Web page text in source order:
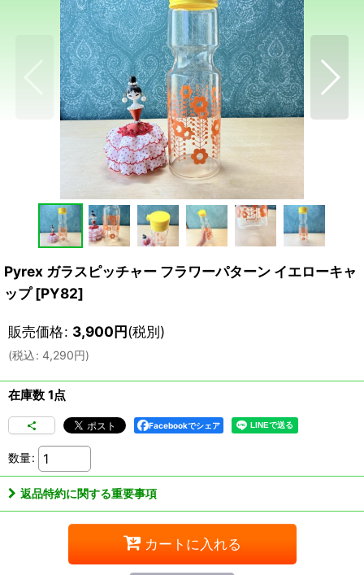
Pyrex ガラスピッチャー フラワーパターン イエローキャ
ップ [PY82]
販売価格: 3,900円(税別)
(税込: 4,290円)
在庫数 1点
Facebookでシェア
数量:
返品特約に関する重要事項
カートに入れる